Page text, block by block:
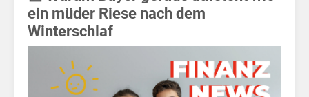
ein müder Riese nach dem
Winterschlaf